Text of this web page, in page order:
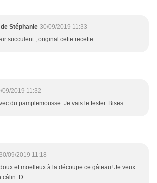
Stéphanie 30/09/2019 11:33
succulent , original cette recette
09/2019 11:32
du pamplemousse. Je vais le tester. Bises
30/09/2019 11:18
doux et moelleux à la découpe ce gâteau! Je veux
câlin :D